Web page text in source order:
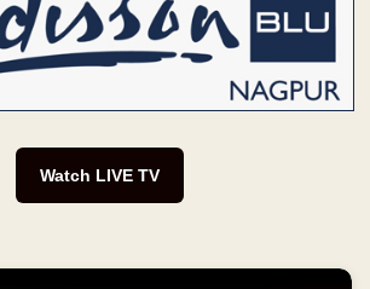
Watch LIVE TV